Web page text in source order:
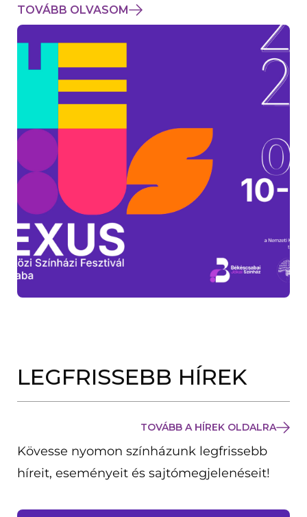
TOVÁBB OLVASOM
LEGFRISSEBB HÍREK
Kövesse nyomon színházunk legfrissebb
híreit, eseményeit és sajtómegjelenéseit!
TOVÁBB A HÍREK OLDALRA